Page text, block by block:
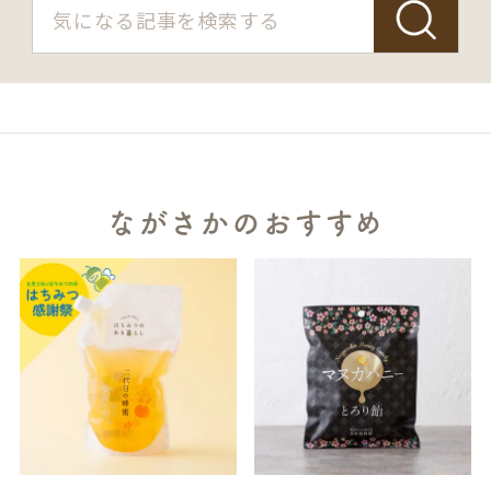
ながさかのおすすめ